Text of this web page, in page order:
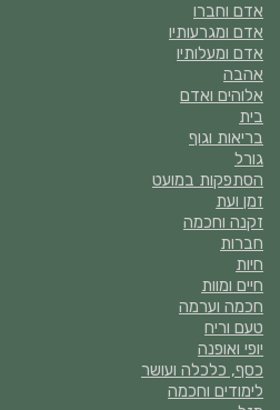
אדם וחברו
אדם ומגרעותיו
אדם ומעלותיו
אהבה
אלוהים ואדם
בית
בריאות וגוף
גורל
הסתפקות במועט
זמן ועת
זקנה וחכמה
חברות
חיות
חיים ומוות
חכמה וערמה
טעם וריח
יופי ואופנה
כסף, כלכלה ועושר
לימודים וחכמה